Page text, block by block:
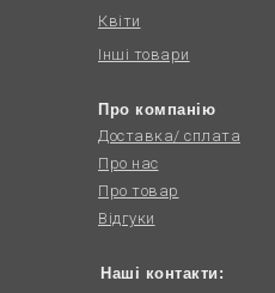
Квіти
Інші товари
Відгуки
Доставка/ сплата
Про нас
Про товар
Наші контакти:
Про компанію